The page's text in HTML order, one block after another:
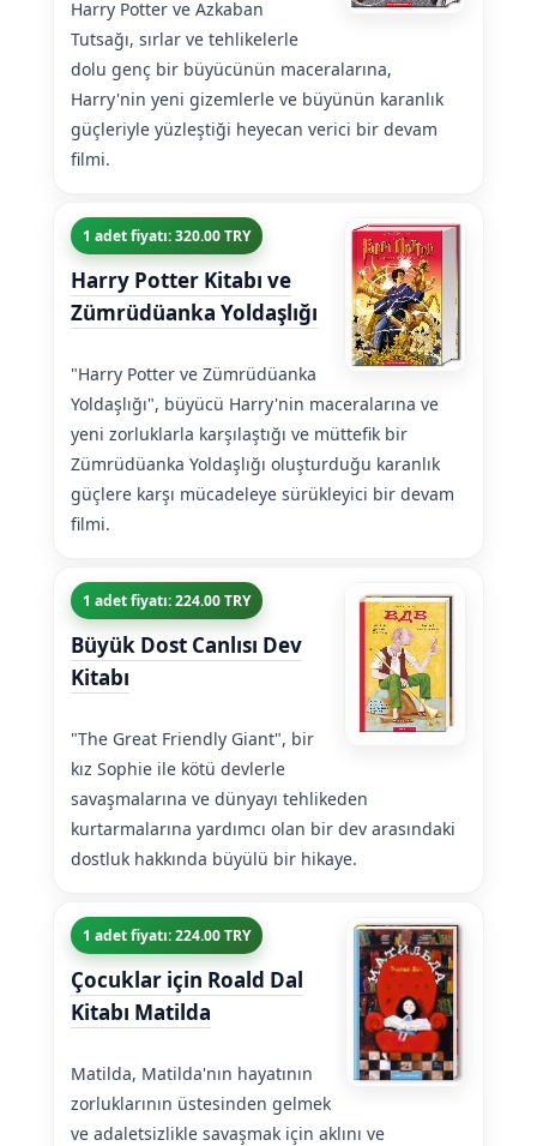
Harry Potter ve Azkaban
Tutsağı, sırlar ve tehlikelerle
dolu genç bir büyücünün maceralarına,
Harry'nin yeni gizemlerle ve büyünün karanlık
güçleriyle yüzleştiği heyecan verici bir devam
filmi.
1 adet fiyatı: 320.00 TRY
Harry Potter Kitabı ve
Zümrüdüanka Yoldaşlığı
"Harry Potter ve Zümrüdüanka
Yoldaşlığı", büyücü Harry'nin maceralarına ve
yeni zorluklarla karşılaştığı ve müttefik bir
Zümrüdüanka Yoldaşlığı oluşturduğu karanlık
güçlere karşı mücadeleye sürükleyici bir devam
filmi.
1 adet fiyatı: 224.00 TRY
Büyük Dost Canlısı Dev
Kitabı
"The Great Friendly Giant", bir
kız Sophie ile kötü devlerle
savaşmalarına ve dünyayı tehlikeden
kurtarmalarına yardımcı olan bir dev arasındaki
dostluk hakkında büyülü bir hikaye.
1 adet fiyatı: 224.00 TRY
Çocuklar için Roald Dal
Kitabı Matilda
Matilda, Matilda'nın hayatının
zorluklarının üstesinden gelmek
ve adaletsizlikle savaşmak için aklını ve